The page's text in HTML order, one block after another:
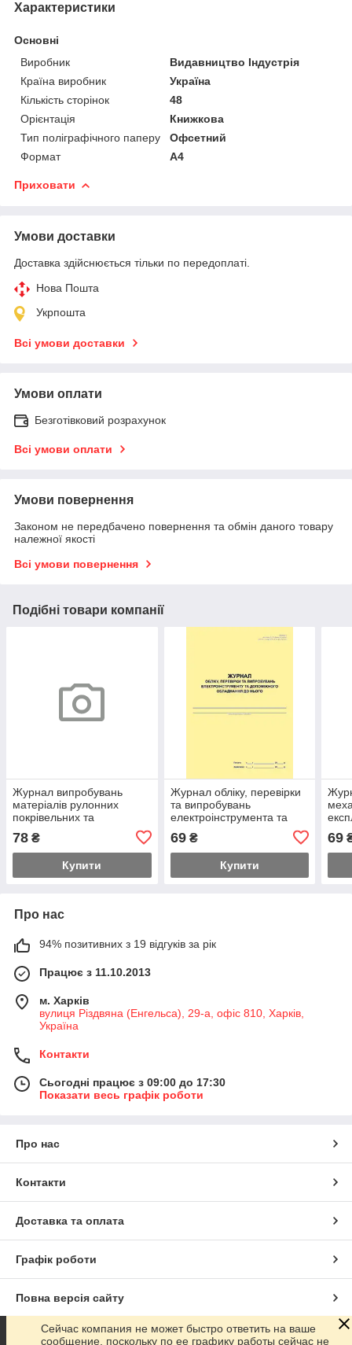
Характеристики
Основні
Виробник
Видавництво Індустрія
Країна виробник
Україна
Кількість сторінок
48
Орієнтація
Книжкова
Тип поліграфічного паперу
Офсетний
Формат
A4
Приховати
Умови доставки
Доставка здійснюється тільки по передоплаті.
Нова Пошта
Укрпошта
Всі умови доставки
Умови оплати
Безготівковий розрахунок
Всі умови оплати
Умови повернення
Законом не передбачено повернення та обмін даного товару
належної якості
Всі умови повернення
Подібні товари компанії
Журнал випробувань
матеріалів рулонних
покрівельних та
78 ₴
Купити
Журнал обліку, перевірки
та випробувань
електроінструмента та
допоміжного обладнання
до нього
69₴
Купити
69
Про нас
94% позитивних з 19 відгуків за рік
Працює з 11.10.2013
м. Харків
вулиця Різдвяна (Енгельса), 29-а, офіс 810, Харків,
Україна
Контакти
Сьогодні працює з 09:00 до 17:30
Показати весь графік роботи
Про нас
Контакти
Доставка та оплата
Графік роботи
Повна версія сайту
Сайт створено на маркетплейсіProm.ua
Сейчас компания не может быстро ответить на ваше
сообщение, поскольку по ее графику работы сейчас не